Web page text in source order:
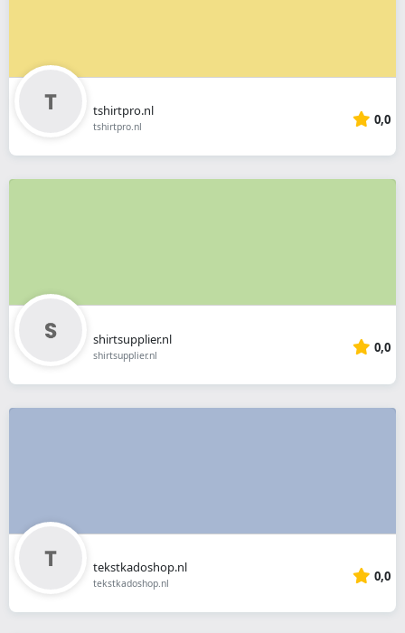
tshirtpro.nl
tshirtpro.nl 0,0
shirtsupplier.nl
shirtsupplier.nl 0,0
tekstkadoshop.nl
tekstkadoshop.nl 0,0